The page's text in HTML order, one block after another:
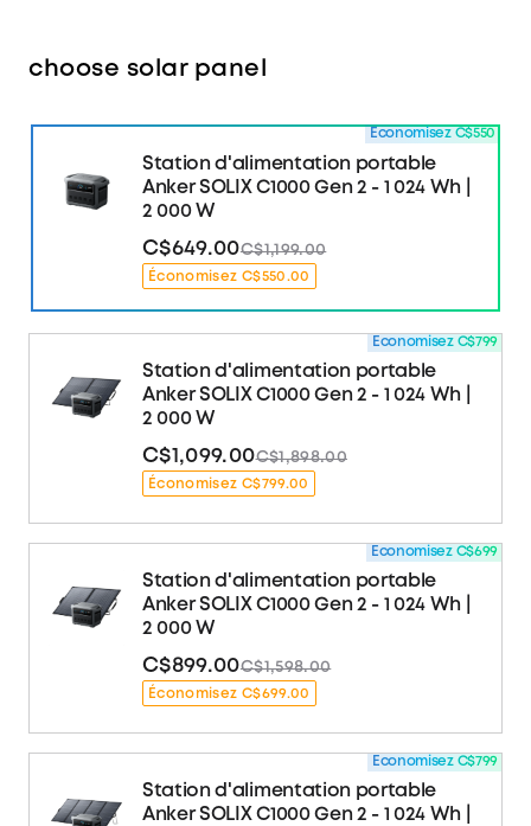
choose solar panel
Station d'alimentation portable
Anker SOLIX C1000 Gen 2 - 1 024 Wh |
2 000 W
C$649.00C$1,199.00
Économisez C$550.00
Économisez C$550
Station d'alimentation portable
Anker SOLIX C1000 Gen 2 - 1 024 Wh |
2 000 W
C$1,099.00C$1,898.00
Économisez C$799.00
Économisez C$799
Station d'alimentation portable
Anker SOLIX C1000 Gen 2 - 1 024 Wh |
2 000 W
C$899.00C$1,598.00
Économisez C$699.00
Économisez C$699
Station d'alimentation portable
Anker SOLIX C1000 Gen 2 - 1 024 Wh |
Économisez C$799